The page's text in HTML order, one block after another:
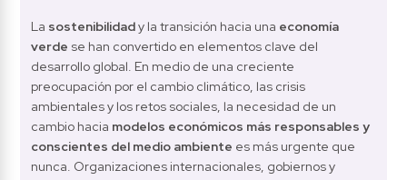
La sostenibilidad y la transición hacia una economía
verde se han convertido en elementos clave del
desarrollo global. En medio de una creciente
preocupación por el cambio climático, las crisis
ambientales y los retos sociales, la necesidad de un
cambio hacia modelos económicos más responsables y
conscientes del medio ambiente es más urgente que
nunca. Organizaciones internacionales, gobiernos y